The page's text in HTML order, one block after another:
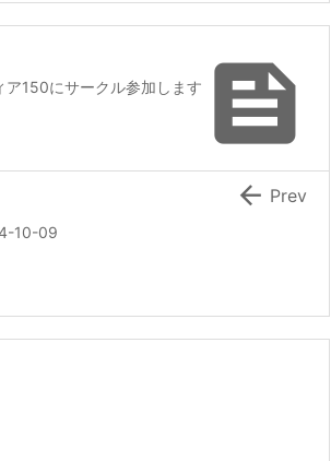

ア150にサークル参加します
10-09
 Prev